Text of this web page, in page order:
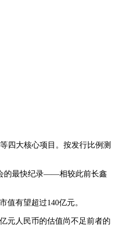
四大核心项目。按发行比例测
的最快纪录——相较此前长鑫
有望超过140亿元。
元人民币的估值尚不足前者的